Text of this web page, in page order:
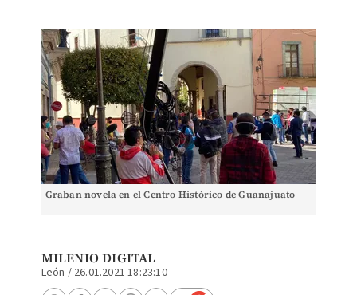
Graban novela en el Centro Histórico de Guanajuato
MILENIO DIGITAL
León / 26.01.2021 18:23:10